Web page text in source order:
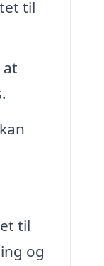
til
at
til
og